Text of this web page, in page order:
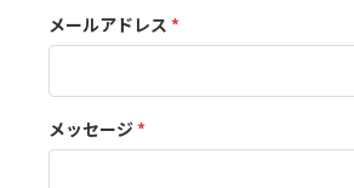
メールアドレス *
メッセージ*